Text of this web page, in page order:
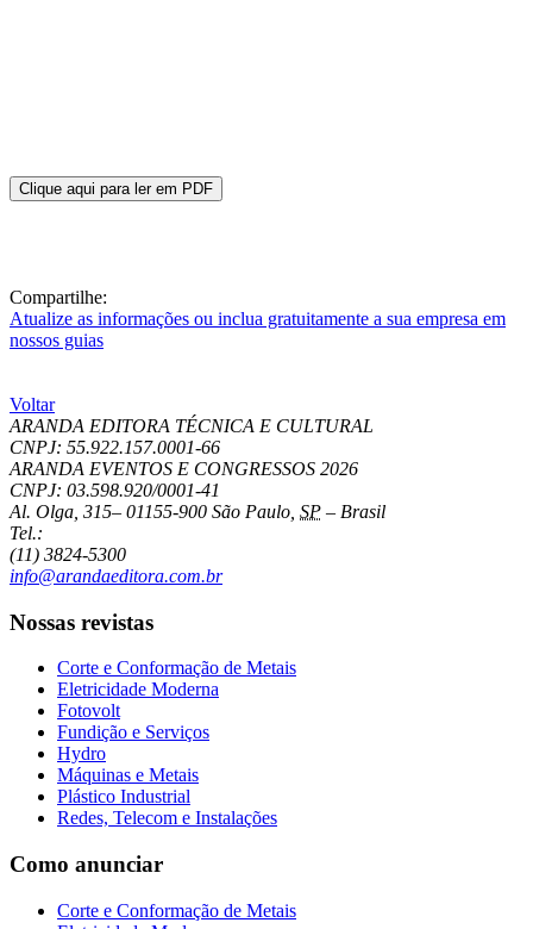
Clique aqui para ler em PDF
Compartilhe:
Atualize as informações ou inclua gratuitamente a sua empresa em
nossos guias
Voltar
ARANDA EDITORA TÉCNICA E CULTURAL
CNPJ: 55.922.157.0001-66
ARANDA EVENTOS E CONGRESSOS 2026
CNPJ: 03.598.920/0001-41
Al. Olga, 315– 01155-900 São Paulo SP – Brasil
Tel.:
(11) 3824-5300
info@arandaeditora.com.br
Nossas revistas
Corte e Conformação de Metais
Eletricidade Moderna
Fotovolt
Fundição e Serviços
Hydro
Máquinas e Metais
Plástico Industrial
Redes, Telecom e Instalações
Como anunciar
Corte e Conformação de Metais